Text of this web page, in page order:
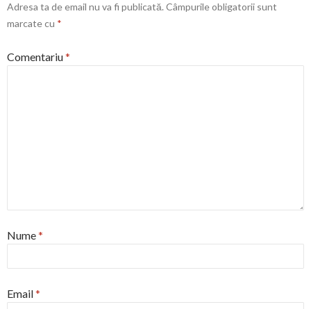
Adresa ta de email nu va fi publicată. Câmpurile obligatorii sunt
marcate cu *
Comentariu*
Nume*
Email*